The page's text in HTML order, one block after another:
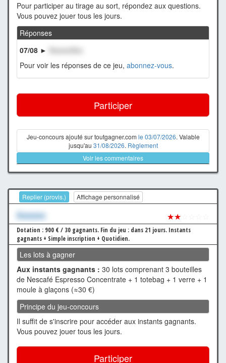
Pour participer au tirage au sort, répondez aux questions.
Vous pouvez jouer tous les jours.
Réponses
07/08 ►
Pour voir les réponses de ce jeu, abonnez-vous.
Participer
Jeu-concours ajouté sur toutgagner.com le 03/07/2026. Valable
jusqu'au 31/08/2026. Règlement
Voir les commentaires
Replier (provis.) Affichage personnalisé
Xxxxxxx ★★
Dotation : 900 € / 30 gagnants. Fin du jeu : dans 21 jours. Instants
gagnants + Simple inscription + Quotidien.
Les lots à gagner
Aux instants gagnants : 30 lots comprenant 3 bouteilles
de Nescafé Espresso Concentrate + 1 totebag + 1 verre + 1
moule à glaçons (≈30 €)
Principe du jeu-concours
Il suffit de s'inscrire pour accéder aux instants gagnants.
Vous pouvez jouer tous les jours.
Participer